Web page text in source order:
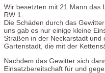
Wir besetzten mit 21 Mann das
RW 1.
Die Schäden durch das
uns gab es nur einige kleine
Straßen in der Neckarstadt
Gartenstadt, die mit der
Nachdem das Gewitter sich
Einsatzbereitschaft für und